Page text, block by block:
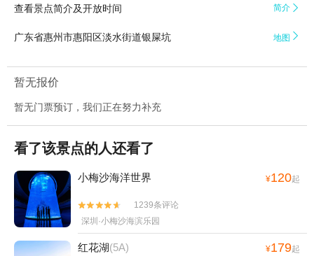
查看景点简介及开放时间 简介 
广东省惠州市惠阳区淡水街道银屎坑 地图 
暂无报价
暂无门票预订，我们正在努力补充
看了该景点的人还看了
小梅沙海洋世界 ¥120起


1239条评论
深圳·小梅沙海滨乐园
红花湖(5A) ¥179起